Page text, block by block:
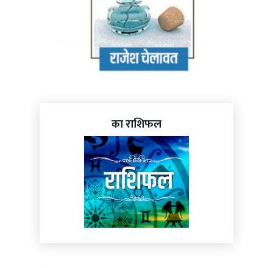
का राशिफल